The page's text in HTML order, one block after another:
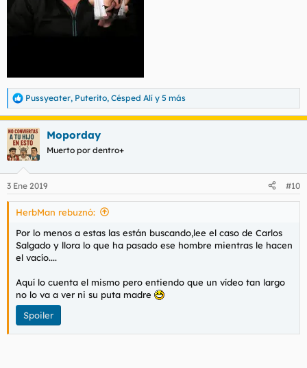
R
e
a
c
c
i
e
s
Pussyeater, Puterito, Césped Alí y 5 más
Moporday
Muerto por dentro+
3 Ene 2019 #10
HerbMan rebuznó:
Por lo menos a estas las están buscando,lee el caso de Carlos
Salgado y llora lo que ha pasado ese hombre mientras le hacen
el vacío....
Aquí lo cuenta el mismo pero entiendo que un vídeo tan largo
no lo va a ver ni su puta madre
Spoiler